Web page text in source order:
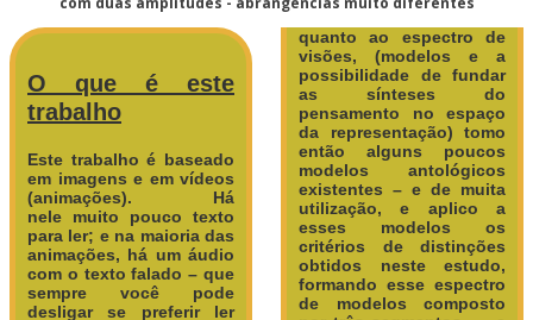
O que é este
trabalho
Este trabalho é baseado
em imagens e em vídeos
(animações). Há
nele muito pouco texto
para ler; e na maioria das
animações, há um áudio
com o texto falado – que
sempre você pode
desligar se preferir ler
quanto ao espectro de
visões, (modelos e a
possibilidade de fundar
as sínteses do
pensamento no espaço
da representação) tomo
então alguns poucos
modelos antológicos
existentes – e de muita
utilização, e aplico a
esses modelos os
critérios de distinções
obtidos neste estudo,
formando esse espectro
de modelos composto